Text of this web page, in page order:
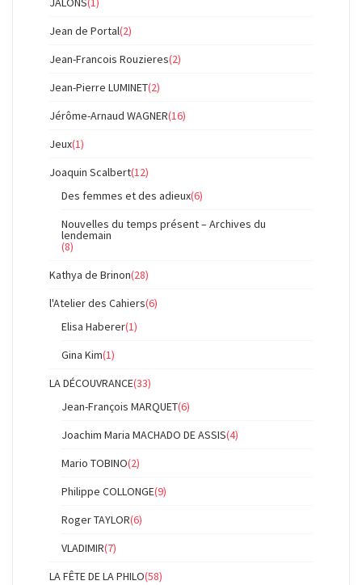
Jean de Portal(2)
Jean-Francois Rouzieres(2)
Jean-Pierre LUMINET(2)
Jérôme-Arnaud WAGNER(16)
Jeux(1)
Joaquin Scalbert(12)
Des femmes et des adieux(6)
Nouvelles du temps présent – Archives du
lendemain
(8)
Kathya de Brinon(28)
l'Atelier des Cahiers(6)
Elisa Haberer(1)
Gina Kim(1)
LA DÉCOUVRANCE(33)
Jean-François MARQUET(6)
Joachim Maria MACHADO DE ASSIS(4)
Mario TOBINO(2)
Philippe COLLONGE(9)
Roger TAYLOR(6)
VLADIMIR(7)
LA FÊTE DE LA PHILO(58)